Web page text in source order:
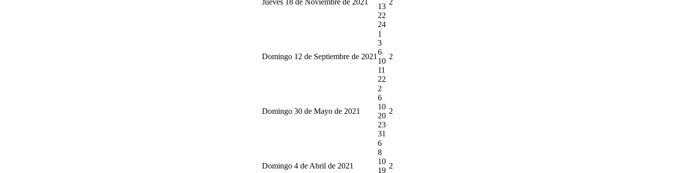
13
22
24
Domingo 12 de Septiembre de 2021
1
3
6
10
11
22
2
Domingo 30 de Mayo de 2021
2
6
10
20
23
31
2
Domingo 4 de Abril de 2021
6
8
10
19
2